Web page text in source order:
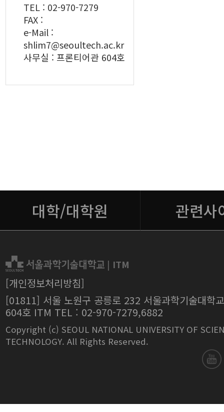
TEL : 02-970-7279
FAX :
e-Mail :
shlim7@seoultech.ac.kr
사무실 : 프론티어관 604호
| ITM
[개인정보처리방침]
[01811] 서울 노원구 공릉로 232 서울과학기술대학
604호 ITM TEL : 02-970-7279,6882
Copyright (c) SEOUL NATIONAL UNIVERSITY OF
TECHNOLOGY. All Rights Reserved.
대학/대학원 관련사